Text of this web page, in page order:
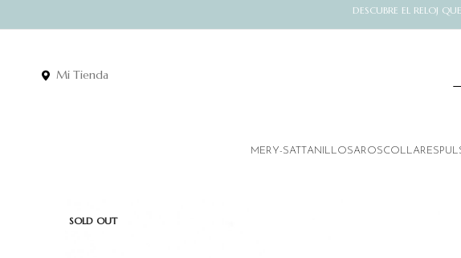
DESCUBRE EL RELOJ
Mi Tienda
MERY-SATTANILLOSAROSCOLLARES
SOLD OUT